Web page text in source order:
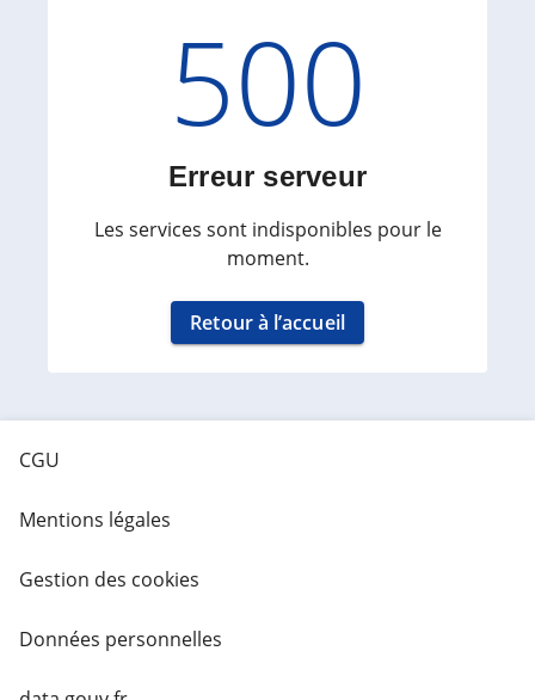
Code
500
Erreur serveur
Les services sont indisponibles pour le
moment.
Retour à l’accueil
CGU
Mentions légales
Gestion des cookies
Données personnelles